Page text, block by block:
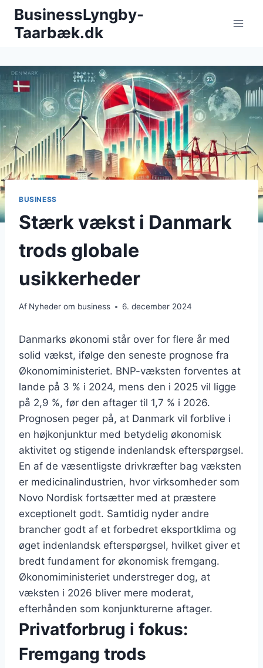
Fortsæt
indhold
BusinessLyngby-
Taarbæk.dk
BUSINESS
Stærk vækst i Danmark
trods globale
usikkerheder
Af Nyheder om business 6. december 2024
Danmarks økonomi står over for flere år med
solid vækst, ifølge den seneste prognose fra
Økonomiministeriet. BNP-væksten forventes at
lande på 3 % i 2024, mens den i 2025 vil ligge
på 2,9 %, før den aftager til 1,7 % i 2026.
Prognosen peger på, at Danmark vil forblive i
en højkonjunktur med betydelig økonomisk
aktivitet og stigende indenlandsk efterspørgsel.
En af de væsentligste drivkræfter bag væksten
er medicinalindustrien, hvor virksomheder som
Novo Nordisk fortsætter med at præstere
exceptionelt godt. Samtidig nyder andre
brancher godt af et forbedret eksportklima og
øget indenlandsk efterspørgsel, hvilket giver et
bredt fundament for økonomisk fremgang.
Økonomiministeriet understreger dog, at
væksten i 2026 bliver mere moderat,
efterhånden som konjunkturerne aftager.
Privatforbrug i fokus:
Fremgang trods